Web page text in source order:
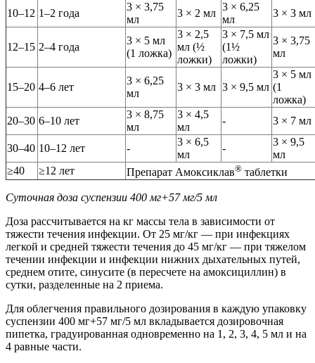
10–12 1–2 года
3 × 3,75
мл
3 × 2 мл
3 × 6,25
мл
3 × 3 мл
12–15 2–4 года
3 × 5 мл
(1 ложка)
3 × 2,5
мл (½
ложки)
3 × 7,5 мл
(1½
ложки)
3 × 3,75
мл
15–20 4–6 лет
3 × 6,25
мл
3 × 3 мл 3 × 9,5 мл
3 × 5 мл
(1
ложка)
20–30 6–10 лет
3 × 8,75
мл
3 × 4,5
мл
- 3 × 7 мл
30–40 10–12 лет -
3 × 6,5
мл
-
3 × 9,5
мл
≥40
≥12 лет Препарат Амоксиклав® таблетки
Суточная доза суспензии 400 мг+57 мг/5 мл
Доза рассчитывается на кг массы тела в зависимости от
тяжести течения инфекции. От 25 мг/кг — при инфекциях
легкой и средней тяжести течения до 45 мг/кг — при тяжелом
течении инфекции и инфекции нижних дыхательных путей,
среднем отите, синусите (в пересчете на амоксициллин) в
сутки, разделенные на 2 приема.
Для облегчения правильного дозирования в каждую упаковку
суспензии 400 мг+57 мг/5 мл вкладывается дозировочная
пипетка, градуированная одновременно на 1, 2, 3, 4, 5 мл и на
4 равные части.